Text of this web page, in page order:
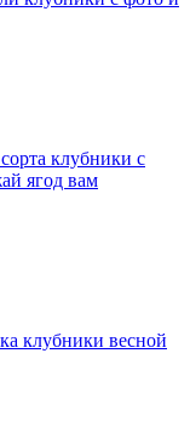
клубники с
ягод вам
клубники весной